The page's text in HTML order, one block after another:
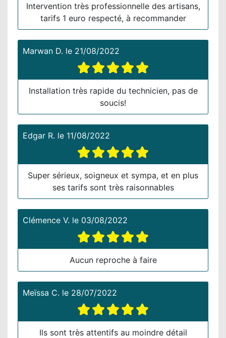
Intervention très professionnelle des artisans,
tarifs 1 euro respecté, à recommander
Marwan D. le 21/08/2022
Installation très rapide du technicien, pas de
soucis!
Edgar R. le 11/08/2022
Super sérieux, soigneux et sympa, et en plus
ses tarifs sont très raisonnables
Clémence V. le 03/08/2022
Aucun reproche à faire
Meïssa C. le 28/07/2022
Ils sont très attentifs au moindre détail